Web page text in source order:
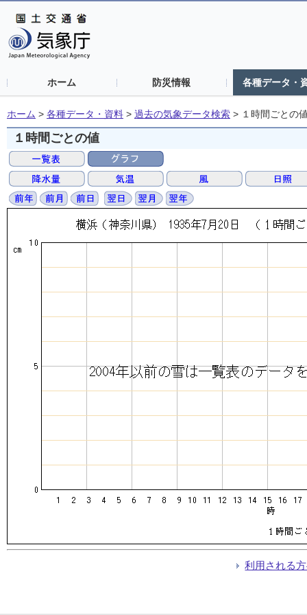
ホーム 防災情報 各種データ・
ホーム > 各種データ・資料 > 過去の気象データ検索 > １時間ごとの
１時間ごとの値
利用される